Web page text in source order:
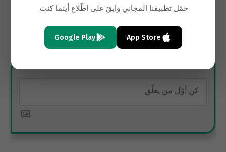
الاشتراك
حمّل تطبيقنا المجاني وابقَ على اطّلاع أينما كنت.
App Store
Google Play